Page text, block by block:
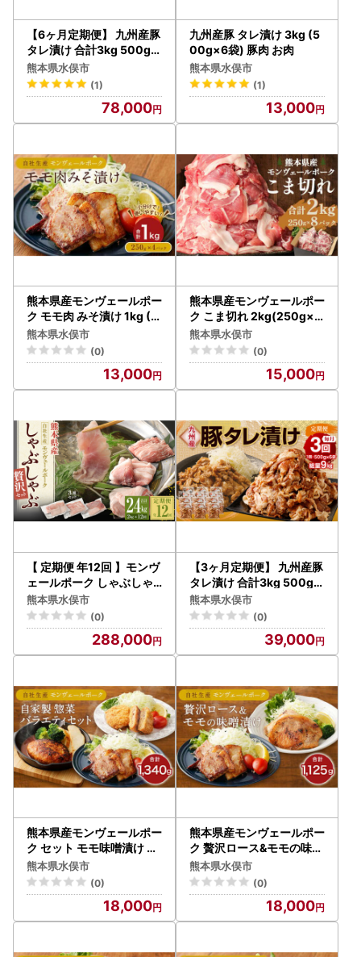
【6ヶ月定期便】 九州産豚
タレ漬け 合計3kg 500g×
6袋×6回
熊本県水俣市
(1)
78,000
九州産豚 タレ漬け 3kg (5
00g×6袋) 豚肉 お肉
熊本県水俣市
(1)
13,000
熊本県産モンヴェールポー
ク モモ肉 みそ漬け 1kg (2
50g×4P)
熊本県水俣市
(0)
13,000
熊本県産モンヴェールポー
ク こま切れ 2kg(250g×8
P) 豚肉
熊本県水俣市
(0)
15,000
【 定期便 年12回 】モンヴ
ェールポーク しゃぶしゃ
ぶ 贅沢セット 計2kg
熊本県水俣市
(0)
288,000
【3ヶ月定期便】 九州産豚
タレ漬け 合計3kg 500g×
6袋×3回
熊本県水俣市
(0)
39,000
熊本県産モンヴェールポー
ク セット モモ味噌漬け メ
ンチカツ ハンバーグ
熊本県水俣市
(0)
18,000
熊本県産モンヴェールポー
ク 贅沢ロース&モモの味噌
漬け 約1kg 豚肉
熊本県水俣市
(0)
18,000